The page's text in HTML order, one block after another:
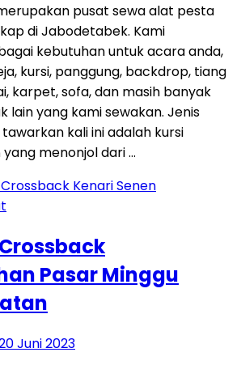
pusat sewa alat pesta
di Jabodetabek. Kami
kebutuhan untuk acara anda,
kursi, panggung, backdrop, tiang
karpet, sofa, dan masih banyak
lain yang kami sewakan. Jenis
kali ini adalah kursi
menonjol dari …
Pasar Minggu
Juni 2023